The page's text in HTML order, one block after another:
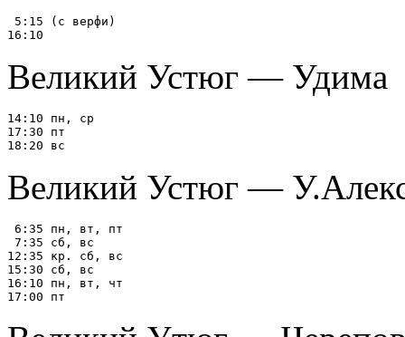
5:15 (с верфи)
Великий Устюг — Удима
14:10 пн, ср
17:30 пт
Великий Устюг —
6:35 пн, вт, пт
7:35 сб, вс
12:35 кр. сб, вс
15:30 сб, вс
16:10 пн, вт, чт